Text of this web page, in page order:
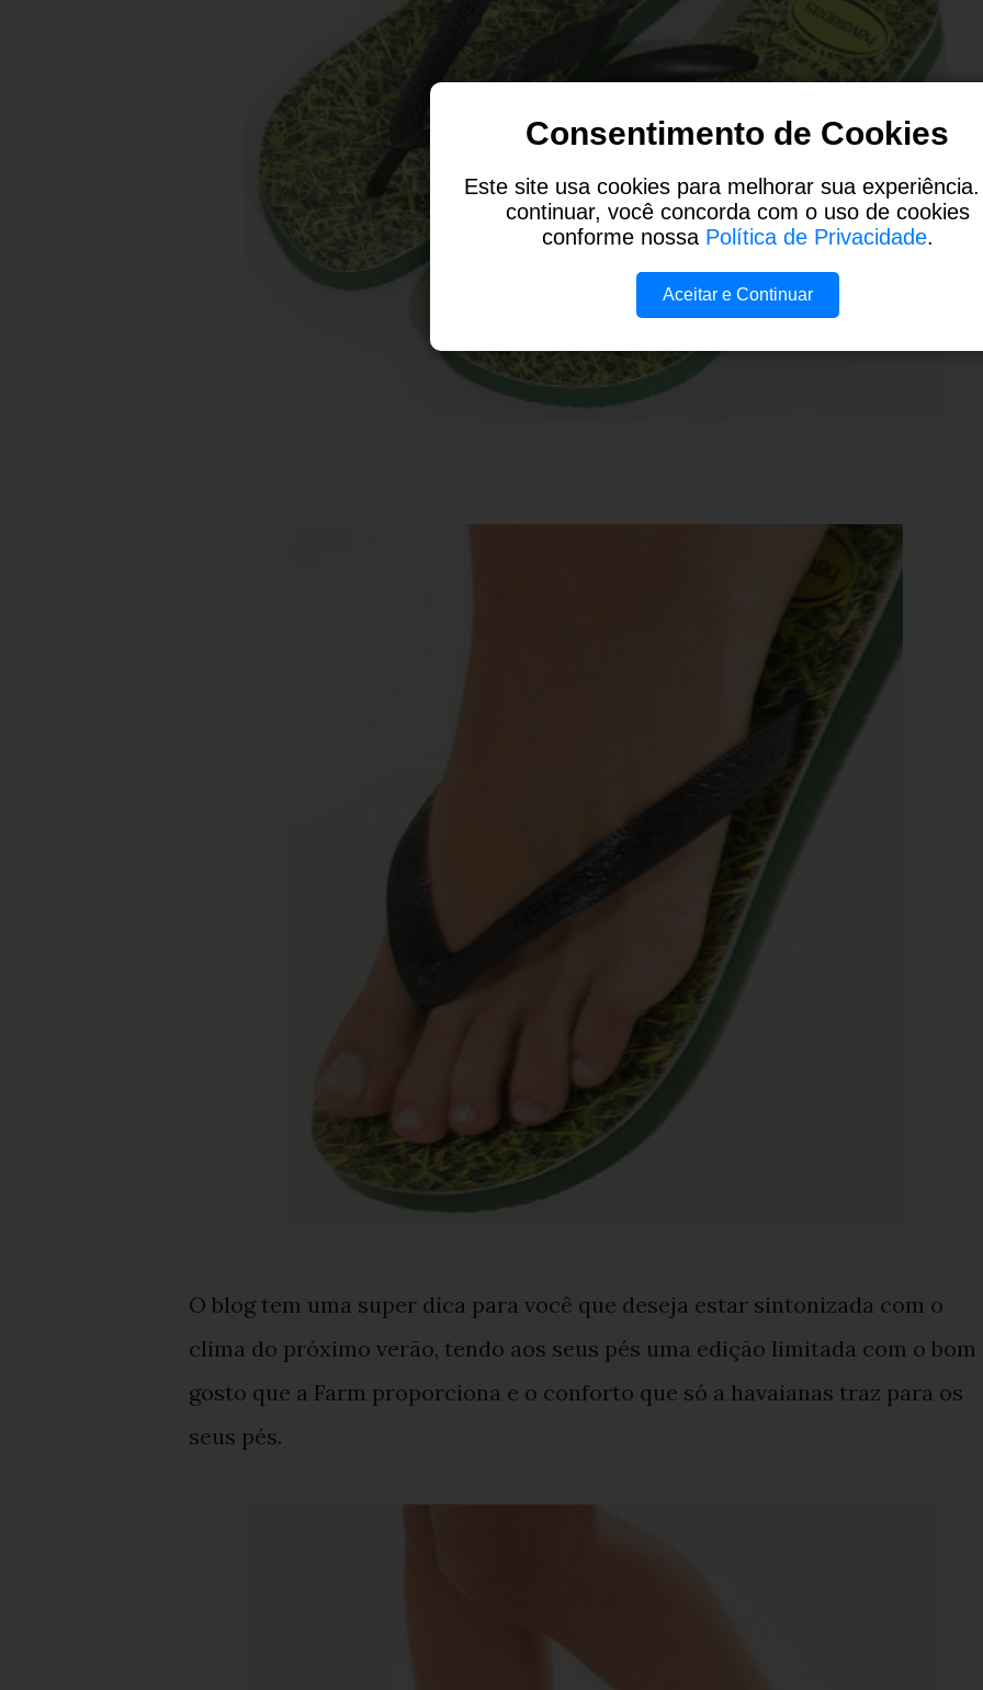
O blog tem uma super dica para você que deseja estar sintonizada com o
clima do próximo verão, tendo aos seus pés uma edição limitada com o bom
gosto que a Farm proporciona e o conforto que só a havaianas traz para os
seus pés.
Consentimento de Cookies
Este site usa cookies para melhorar sua experiência.
continuar, você concorda com o uso de cookies
conforme nossa Política de Privacidade.
Aceitar e Continuar